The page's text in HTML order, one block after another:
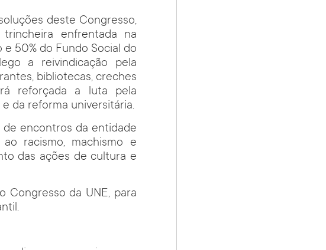
deste Congresso,
enfrentada na
e 50% do Fundo Social do
a reivindicação pela
bibliotecas, creches
reforçada a luta pela
da reforma universitária.
de encontros da entidade
racismo, machismo e
das ações de cultura e
Congresso da UNE, para